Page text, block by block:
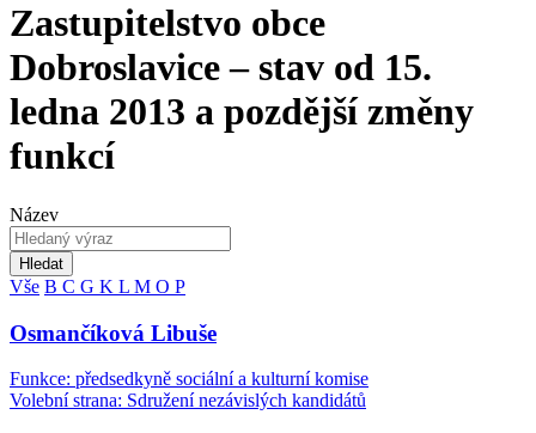
Zastupitelstvo obce
Dobroslavice – stav od 15.
ledna 2013 a pozdější změny
funkcí
Název
Hledat
Vše B C G K L M O P
Osmančíková Libuše
Funkce: předsedkyně sociální a kulturní komise
Volební strana: Sdružení nezávislých kandidátů